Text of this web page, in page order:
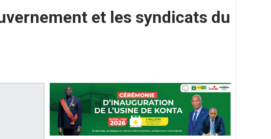
et les syndicats du